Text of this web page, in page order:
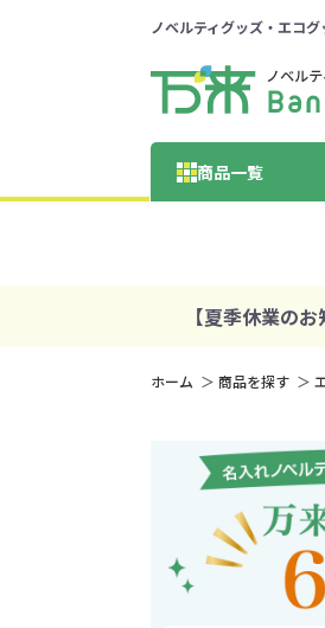
ノベルティグッズ・エコ
ノ
商品一覧
エコバッグ・
グ全般
ポリエステルバ
巾着・リュック
ポーチ全般
デニムポーチ
ケース全般
マグカップ全
湯のみ
タンブラー・ボトル
～50円
301～500
5001～
展示会・セミ
再生素材・エ
般
社会貢献機能
来店・成約プレ
子供向け全般
防犯・安心グ
女性向け全般
シニア向け全
訪日外国人・インバ
け
100円以下の人気
官公庁・自治
般
学校・教育グ
学校・PTA・
ャンパス向け
メーカー向け
店舗向け全般
【夏季休業のお
ホーム 商品を探す